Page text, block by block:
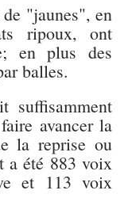
"jaunes", en
ripoux, ont
en plus des
balles.
suffisamment
avancer la
la reprise ou
a été 883 voix
et 113 voix